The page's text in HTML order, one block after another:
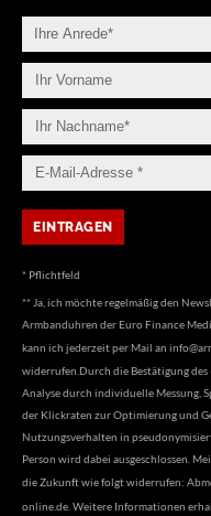
* Pflichtfeld
** Ja, ich möchte regelmäßig den
Armbanduhren der Euro Finance
kann ich jederzeit per Mail an
widerrufen.Durch die Bestätigung
Analyse durch individuelle Messung,
der Klickraten zur Optimierung und
Nutzungsverhalten in
Person wird dabei ausgeschlossen.
die Zukunft wie folgt widerrufen:
online.de . Weitere Informationen